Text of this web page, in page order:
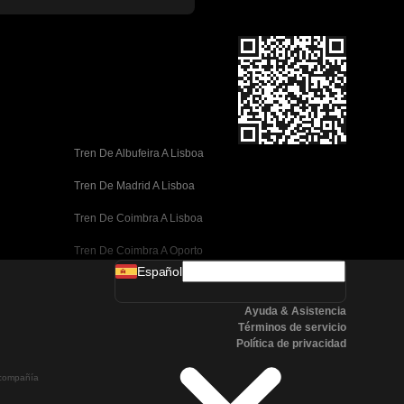
Tren De Albufeira A Lisboa
Tren De Madrid A Lisboa
Tren De Coimbra A Lisboa
Tren De Coimbra A Oporto
Tren De Valencia A Barcelona
Tren De Málaga A Madrid
Español
Ayuda & Asistencia
Términos de servicio
Política de privacidad